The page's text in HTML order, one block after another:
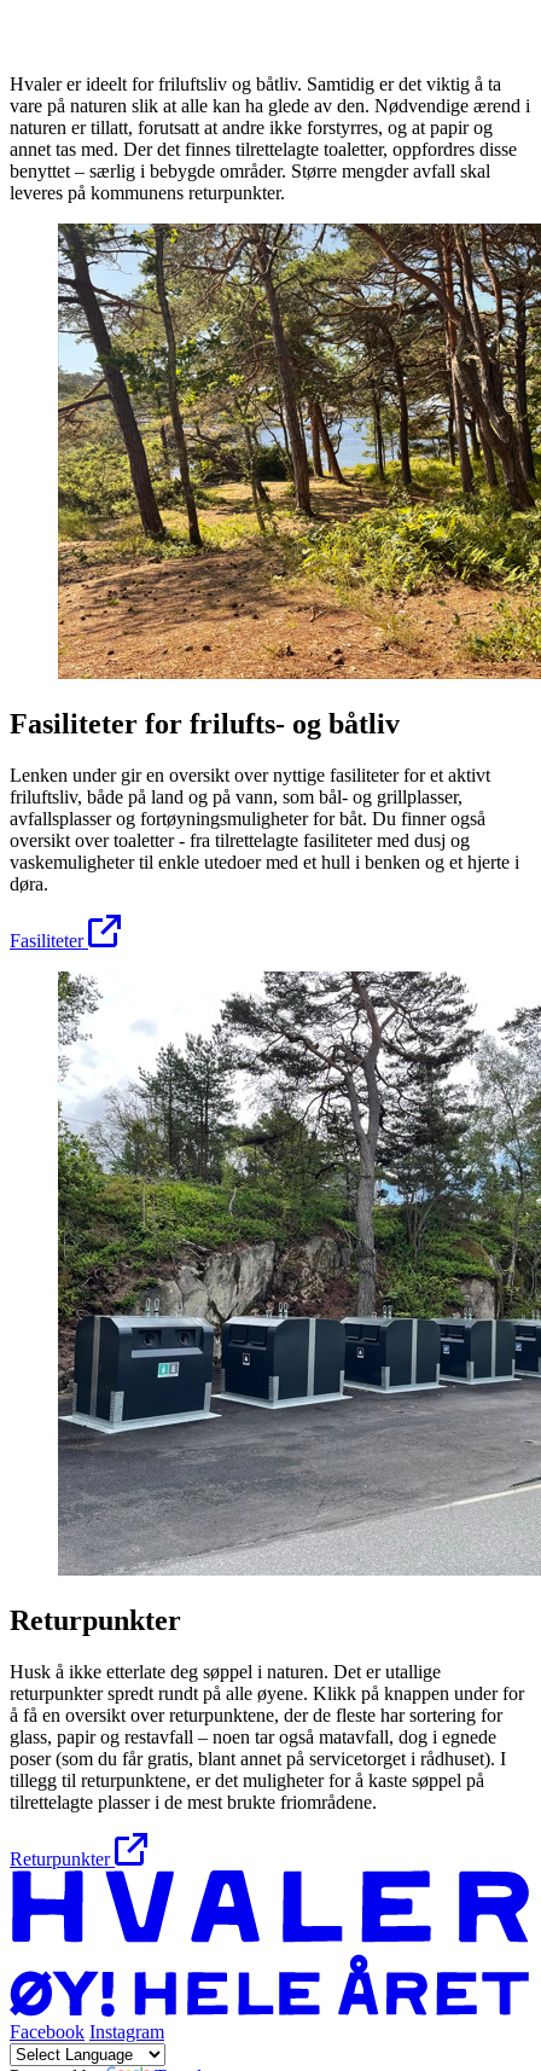
Hvaler er ideelt for friluftsliv og båtliv. Samtidig er det viktig å ta
vare på naturen slik at alle kan ha glede av den. Nødvendige ærend i
naturen er tillatt, forutsatt at andre ikke forstyrres, og at papir og
annet tas med. Der det finnes tilrettelagte toaletter, oppfordres disse
benyttet – særlig i bebygde områder. Større mengder avfall skal
leveres på kommunens returpunkter.
Fasiliteter for frilufts- og båtliv
Lenken under gir en oversikt over nyttige fasiliteter for et aktivt
friluftsliv, både på land og på vann, som bål- og grillplasser,
avfallsplasser og fortøyningsmuligheter for båt. Du finner også
oversikt over toaletter - fra tilrettelagte fasiliteter med dusj og
vaskemuligheter til enkle utedoer med et hull i benken og et hjerte i
døra.
Fasiliteter
Returpunkter
Husk å ikke etterlate deg søppel i naturen. Det er utallige
returpunkter spredt rundt på alle øyene. Klikk på knappen under for
å få en oversikt over returpunktene, der de fleste har sortering for
glass, papir og restavfall – noen tar også matavfall, dog i egnede
poser (som du får gratis, blant annet på servicetorget i rådhuset). I
tillegg til returpunktene, er det muligheter for å kaste søppel på
tilrettelagte plasser i de mest brukte friområdene.
Returpunkter
Facebook Instagram